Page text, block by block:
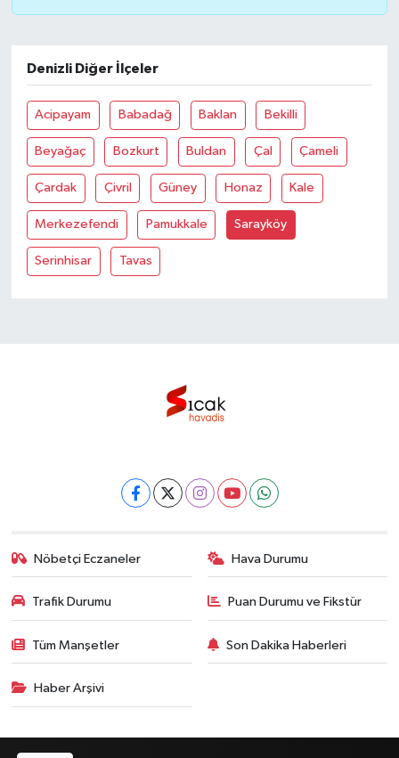
Denizli Diğer İlçeler
Acipayam Babadağ Baklan Bekilli
Beyağaç Bozkurt Buldan Çal Çameli
Çardak Çivril Güney Honaz Kale
Merkezefendi Pamukkale Sarayköy
Serinhisar Tavas
Nöbetçi Eczaneler Hava Durumu
Trafik Durumu Puan Durumu ve Fikstür
Tüm Manşetler Son Dakika Haberleri
Haber Arşivi